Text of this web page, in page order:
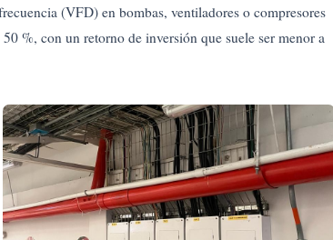
(VFD) en bombas, ventiladores o compresores
%, con un retorno de inversión que suele ser menor a